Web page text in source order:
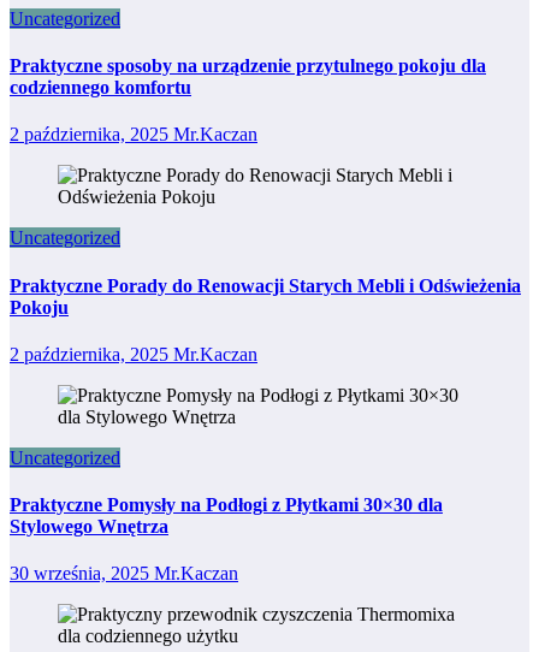
Uncategorized
Praktyczne sposoby na urządzenie przytulnego pokoju dla
codziennego komfortu
2 października, 2025 Mr.Kaczan
Uncategorized
Praktyczne Porady do Renowacji Starych Mebli i Odświeżenia
Pokoju
2 października, 2025 Mr.Kaczan
Uncategorized
Praktyczne Pomysły na Podłogi z Płytkami 30×30 dla
Stylowego Wnętrza
30 września, 2025 Mr.Kaczan